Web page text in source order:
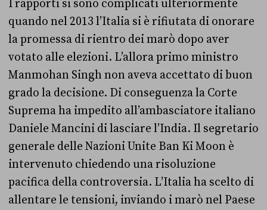
I rapporti si sono complicati ulteriormente
quando nel 2013 l’Italia si è rifiutata di onorare
la promessa di rientro dei marò dopo aver
votato alle elezioni. L’allora primo ministro
Manmohan Singh non aveva accettato di buon
grado la decisione. Di conseguenza la Corte
Suprema ha impedito all’ambasciatore italiano
Daniele Mancini di lasciare l’India. Il segretario
generale delle Nazioni Unite Ban Ki Moon è
intervenuto chiedendo una risoluzione
pacifica della controversia. L’Italia ha scelto di
allentare le tensioni, inviando i marò nel Paese